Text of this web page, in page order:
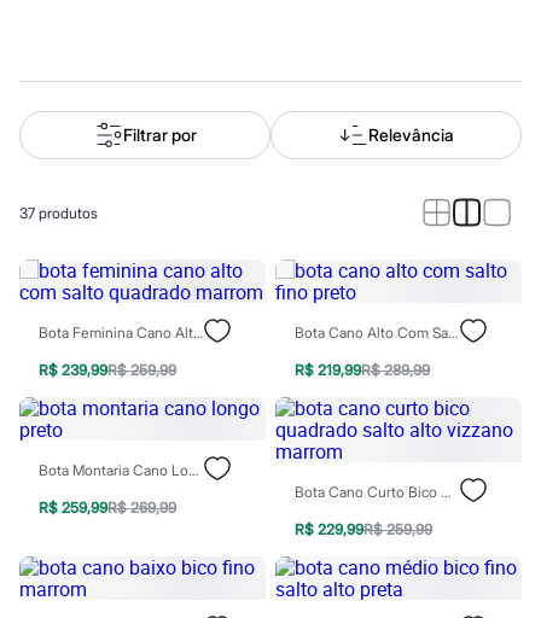
Alfaiataria
Novidades
Roupas
Blusas e Camisetas
Casacos e Jaquetas
Macacões
Saias
Shorts e Bermudas
Vestidos
Bolsas
Bonés e Chapéus
Bijoux
Cintos
Óculos
Relógios
Calçados
Rasteirinhas
Sandálias
Filtrar por Relevância
37 produtos
Bota Feminina Cano Alto Com Salto Quadrado Marrom
R$ 239,99R$ 259,99
Bota Cano Alto Com Salto Fino Preto
R$ 219,99R$ 289,99
Bota Montaria Cano Longo Preto
R$ 259,99R$ 269,99
Bota Cano Curto Bico Quadrado Salto Alto Vizzano Marrom
R$ 229,99R$ 259,99